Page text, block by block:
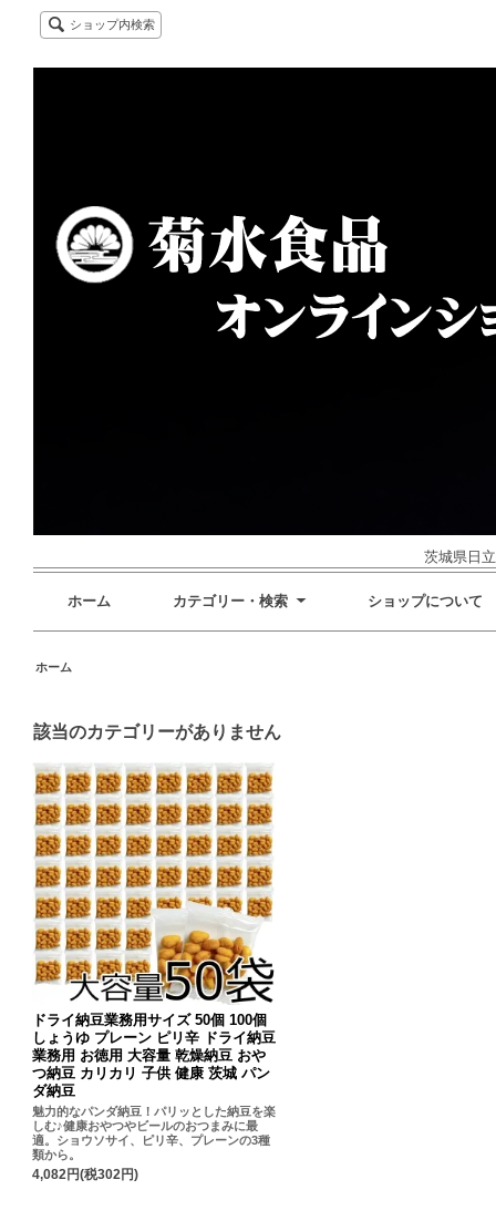
ショップ内検索
茨城県日
ホーム カテゴリー・検索 ショップについて
ホーム
該当のカテゴリーがありません
ドライ納豆業務用サイズ 50個 100個
しょうゆ プレーン ピリ辛 ドライ納豆
業務用 お徳用 大容量 乾燥納豆 おや
つ納豆 カリカリ 子供 健康 茨城 パン
ダ納豆
魅力的なパンダ納豆！パリッとした納豆を楽
しむ♪健康おやつやビールのおつまみに最
適。ショウソサイ、ピリ辛、プレーンの3種
類から。
4,082円(税302円)